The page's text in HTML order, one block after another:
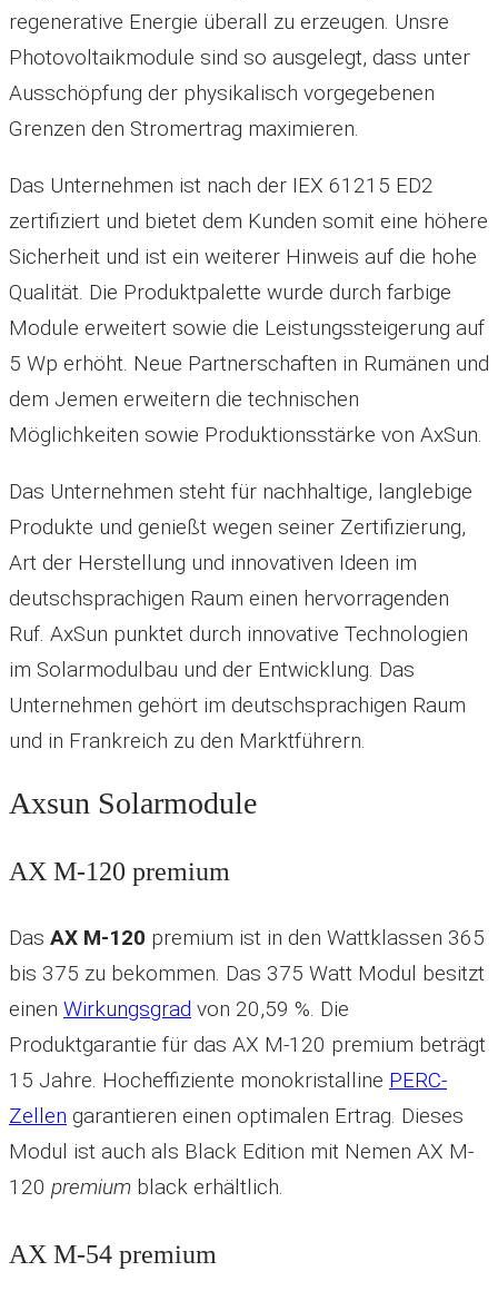
regenerative Energie überall zu erzeugen. Unsre
Photovoltaikmodule sind so ausgelegt, dass unter
Ausschöpfung der physikalisch vorgegebenen
Grenzen den Stromertrag maximieren.
Das Unternehmen ist nach der IEX 61215 ED2
zertifiziert und bietet dem Kunden somit eine höhere
Sicherheit und ist ein weiterer Hinweis auf die hohe
Qualität. Die Produktpalette wurde durch farbige
Module erweitert sowie die Leistungssteigerung auf
5 Wp erhöht. Neue Partnerschaften in Rumänen und
dem Jemen erweitern die technischen
Möglichkeiten sowie Produktionsstärke von AxSun.
Das Unternehmen steht für nachhaltige, langlebige
Produkte und genießt wegen seiner Zertifizierung,
Art der Herstellung und innovativen Ideen im
deutschsprachigen Raum einen hervorragenden
Ruf. AxSun punktet durch innovative Technologien
im Solarmodulbau und der Entwicklung. Das
Unternehmen gehört im deutschsprachigen Raum
und in Frankreich zu den Marktführern.
Axsun Solarmodule
AX M-120 premium
Das AX M-120 premium ist in den Wattklassen 365
bis 375 zu bekommen. Das 375 Watt Modul besitzt
einen Wirkungsgrad von 20,59 %. Die
Produktgarantie für das AX M-120 premium beträgt
15 Jahre. Hocheffiziente monokristalline PERC-
Zellen garantieren einen optimalen Ertrag. Dieses
Modul ist auch als Black Edition mit Nemen AX M-
120 premium black erhältlich.
AX M-54 premium